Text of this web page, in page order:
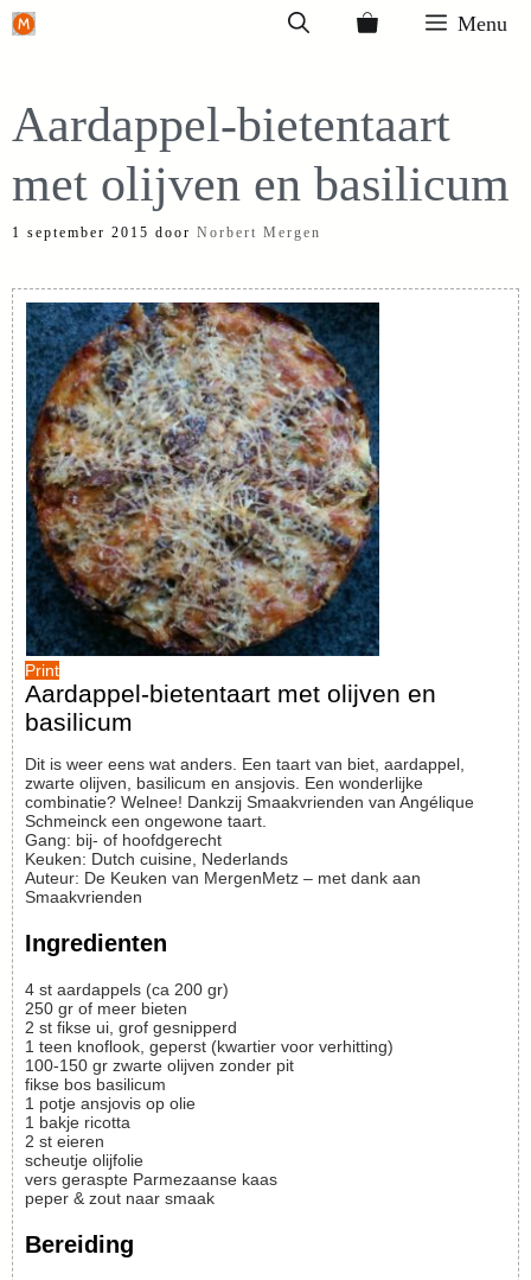
Ga
inhoud
Menu
Aardappel-bietentaart
met olijven en basilicum
1 september 2015 door Norbert Mergen
Print
Aardappel-bietentaart met olijven en
basilicum
Dit is weer eens wat anders. Een taart van biet, aardappel,
zwarte olijven, basilicum en ansjovis. Een wonderlijke
combinatie? Welnee! Dankzij Smaakvrienden van Angélique
Schmeinck een ongewone taart.
Gang: bij- of hoofdgerecht
Keuken: Dutch cuisine, Nederlands
Auteur: De Keuken van MergenMetz – met dank aan
Smaakvrienden
Ingredienten
4 st aardappels (ca 200 gr)
250 gr of meer bieten
2 st fikse ui, grof gesnipperd
1 teen knoflook, geperst (kwartier voor verhitting)
100-150 gr zwarte olijven zonder pit
fikse bos basilicum
1 potje ansjovis op olie
1 bakje ricotta
2 st eieren
scheutje olijfolie
vers geraspte Parmezaanse kaas
peper & zout naar smaak
Bereiding